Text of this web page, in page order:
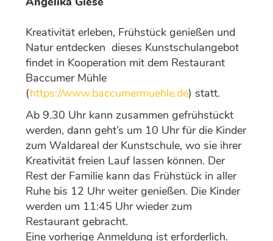
Kreativität erleben, Frühstück genießen und
Natur entdecken ­ dieses Kunstschulangebot
findet in Kooperation mit dem Restaurant
Baccumer Mühle
(https://www.baccumermuehle.de) statt.
Ab 9.30 Uhr kann zusammen gefrühstückt
werden, dann geht’s um 10 Uhr für die Kinder
zum Waldareal der Kunstschule, wo sie ihrer
Kreativität freien Lauf lassen können. Der
Rest der Familie kann das Frühstück in aller
Ruhe bis 12 Uhr weiter genießen. Die Kinder
werden um 11:45 Uhr wieder zum
Restaurant gebracht.
Eine vorherige Anmeldung ist erforderlich.